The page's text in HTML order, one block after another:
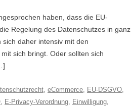
haben, dass die EU-
Regelung des Datenschutzes in ganz
daher intensiv mit den
sich bringt. Oder sollten sich
, eCommerce, EU-DSGVO,
, E-Privacy-Verordnung, Einwilligung,